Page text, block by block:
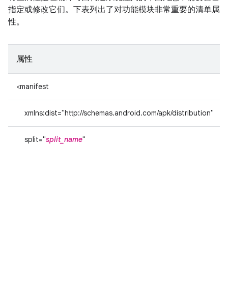
指定或修改它们。下表列出了对功能模块非常重要的清单属
性。
属性
<manifest
xmlns:dist="http://schemas.android.com/apk/distribution"
split="split_name"